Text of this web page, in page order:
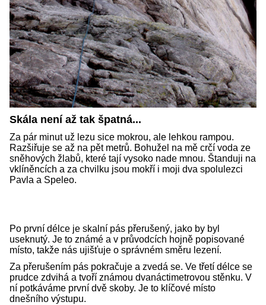
Skála není až tak špatná...
Za pár minut už lezu sice mokrou, ale lehkou rampou.
Razšiřuje se až na pět metrů. Bohužel na mě crčí voda ze
sněhových žlabů, které tají vysoko nade mnou. Štanduji na
vklíněncích a za chvilku jsou mokří i moji dva spolulezci
Pavla a Speleo.
Po první délce je skalní pás přerušený, jako by byl
useknutý. Je to známé a v průvodcích hojně popisované
místo, takže nás ujišťuje o správném směru lezení.
Za přerušením pás pokračuje a zvedá se. Ve třetí délce se
prudce zdvihá a tvoří známou dvanáctimetrovou stěnku. V
ní potkáváme první dvě skoby. Je to klíčové místo
dnešního výstupu.